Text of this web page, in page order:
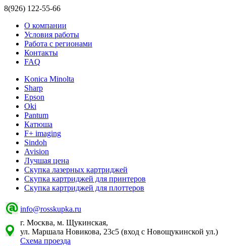
8(926) 122-55-66
О компании
Условия работы
Работа с регионами
Контакты
FAQ
Konica Minolta
Sharp
Epson
Oki
Pantum
Катюша
F+ imaging
Sindoh
Avision
Лучшая цена
Скупка лазерных картриджей
Скупка картриджей для принтеров
Скупка картриджей для плоттеров
info@rosskupka.ru
г. Москва, м. Щукинская,
ул. Маршала Новикова, 23с5 (вход с Новощукинской ул.)
Схема проезда